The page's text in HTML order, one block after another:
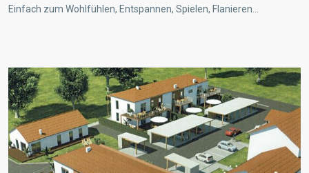
Einfach zum Wohlfühlen, Entspannen, Spielen, Flanieren…